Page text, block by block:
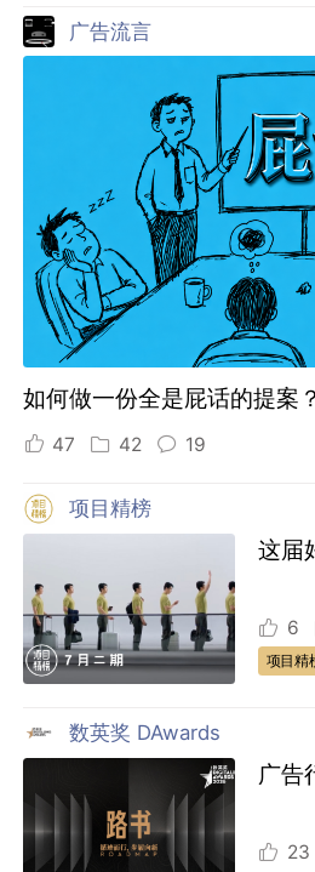
广告流言
如何做一份全是屁话的提案？
47 42 19
项目精榜
这届
6
项目精
数英奖 DAwards
广告
23